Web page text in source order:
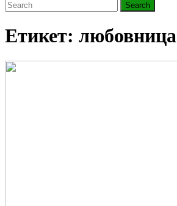
Search
for:
Етикет: любовница